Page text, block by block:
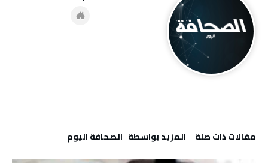
‫مقالات ذات صلة‬ ‫‫المزيد بواسطة‬ ‬ ‭ ‬الصحافة‭ ‬اليوم